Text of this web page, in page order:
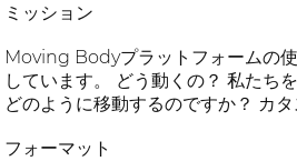
ミッション
Moving Bodyプラットフォームの
しています。 どう動くの？ 私たち
どのように移動するのですか？ カ
フォーマット